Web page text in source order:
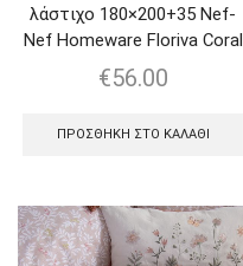
λάστιχο 180×200+35 Nef-
Nef Homeware Floriva Coral
€56.00
ΠΡΟΣΘΉΚΗ ΣΤΟ ΚΑΛΆΘΙ